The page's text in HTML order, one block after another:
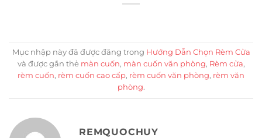
Mục nhập này đã được đăng trong Hướng Dẫn Chọn Rèm Cửa
và được gắn thẻ màn cuốn, màn cuốn văn phòng, Rèm cửa,
rèm cuốn, rèm cuốn cao cấp, rèm cuốn văn phòng, rèm văn
phòng.
REMQUOCHUY